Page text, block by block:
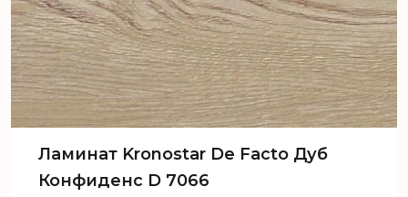
Ламинат Kronostar De Facto Дуб
Конфиденс D 7066